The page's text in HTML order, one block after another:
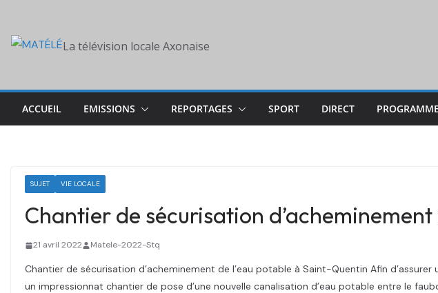
content
La télévision locale Axonaise
ACCUEIL EMISSIONS REPORTAGES SPORT DIRECT
SUJET VIE LOCALE
Chantier de sécurisation
21 avril 2022 Matele-2022-Stq
Chantier de sécurisation d’acheminement de l’eau potable à Saint-Quentin Afin
un impressionnat chantier de pose d’une nouvelle canalisation d’eau potable entre le